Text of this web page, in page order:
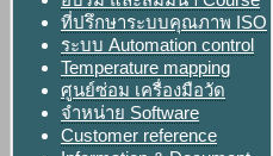
ที่ปรึกษาระบบคุณภาพ ISO
ระบบ Automation control
Temperature mapping
ศูนย์ซ่อม เครื่องมือวัด
จำหน่าย Software
Customer reference